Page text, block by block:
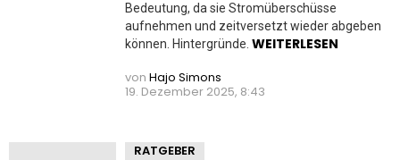
Bedeutung, da sie Stromüberschüsse
aufnehmen und zeitversetzt wieder abgeben
können. Hintergründe. WEITERLESEN
von Hajo Simons
19. Dezember 2025, 8:43
RATGEBER